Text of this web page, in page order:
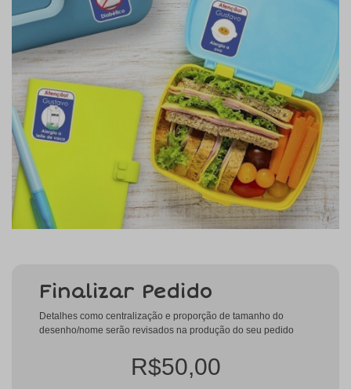
Finalizar Pedido
Detalhes como centralização e proporção de tamanho do
desenho/nome serão revisados na produção do seu pedido
R$50,00